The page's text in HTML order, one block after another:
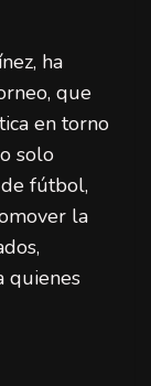
ha
que
en torno
solo
fútbol,
la
quienes